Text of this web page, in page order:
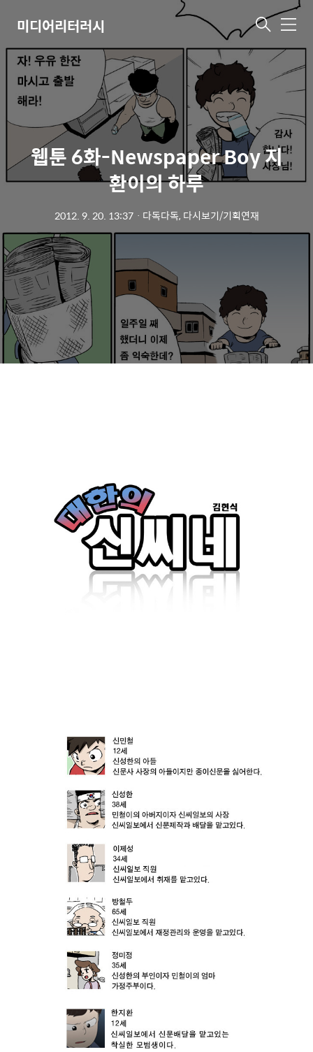
미디어리터러시 메
웹툰 6화-Newspaper Boy 지
환이의 하루
2012. 9. 20. 13:37ㆍ 다독다독, 다시보기/기획연재